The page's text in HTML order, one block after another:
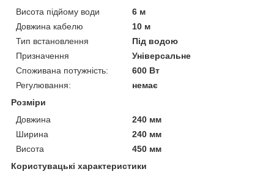
Висота підйому води
6 м
Довжина кабелю
10 м
Тип встановлення
Під водою
Призначення
Універсальне
Споживана потужність:
600 Вт
Регулювання:
немає
Розміри
Довжина
240 мм
Ширина
240 мм
Висота
450 мм
Користувацькі характеристики